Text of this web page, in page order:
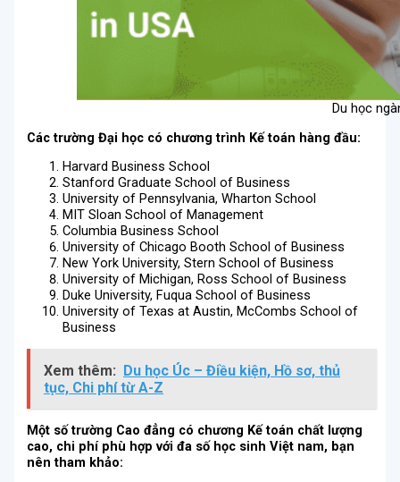
Du học
Các trường Đại học có chương trình Kế toán hàng đầu:
Harvard Business School
Stanford Graduate School of Business
University of Pennsylvania, Wharton School
MIT Sloan School of Management
Columbia Business School
University of Chicago Booth School of Business
New York University, Stern School of Business
University of Michigan, Ross School of Business
Duke University, Fuqua School of Business
University of Texas at Austin, McCombs School of
Business
Xem thêm: Du học Úc – Điều kiện, Hồ sơ, thủ
tục, Chi phí từ A-Z
Một số trường Cao đẳng có chương Kế toán chất lượng
cao, chi phí phù hợp với đa số học sinh Việt nam, bạn
nên tham khảo: